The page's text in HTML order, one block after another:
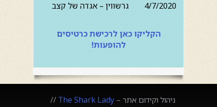
4/7/2020 גרשווין – אגדה של קצב
הקליקו כאן לרכישת כרטיסים
להופעות!
ניהול וקידום אתר – The Shark Lady
//